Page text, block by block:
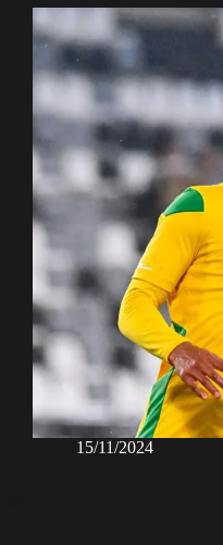
15/11/2024